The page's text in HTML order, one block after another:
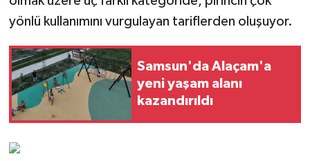
yönlü kullanımını vurgulayan tariflerden oluşuyor.
Samsun'da Alaçam'a
yeni yaşam alanı
kazandırıldı